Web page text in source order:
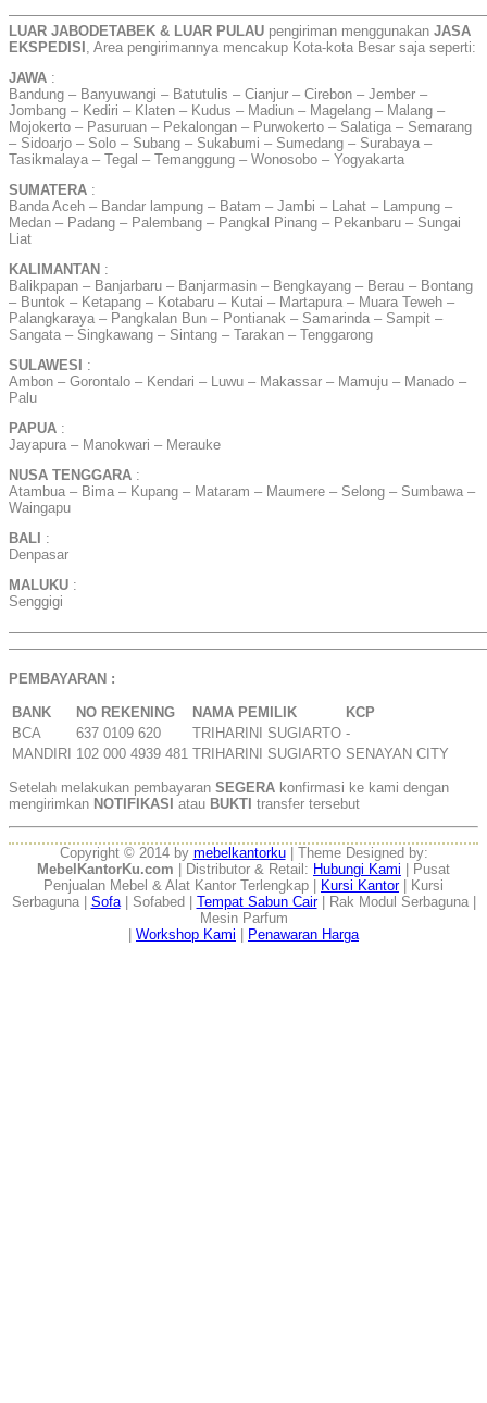
LUAR JABODETABEK & LUAR PULAU pengiriman menggunakan JASA
EKSPEDISI , Area pengirimannya mencakup Kota-kota Besar saja seperti:
JAWA :
Bandung – Banyuwangi – Batutulis – Cianjur – Cirebon – Jember –
Jombang – Kediri – Klaten – Kudus – Madiun – Magelang – Malang –
Mojokerto – Pasuruan – Pekalongan – Purwokerto – Salatiga – Semarang
– Sidoarjo – Solo – Subang – Sukabumi – Sumedang – Surabaya –
Tasikmalaya – Tegal – Temanggung – Wonosobo – Yogyakarta
SUMATERA :
Banda Aceh – Bandar lampung – Batam – Jambi – Lahat – Lampung –
Medan – Padang – Palembang – Pangkal Pinang – Pekanbaru – Sungai
Liat
KALIMANTAN :
Balikpapan – Banjarbaru – Banjarmasin – Bengkayang – Berau – Bontang
– Buntok – Ketapang – Kotabaru – Kutai – Martapura – Muara Teweh –
Palangkaraya – Pangkalan Bun – Pontianak – Samarinda – Sampit –
Sangata – Singkawang – Sintang – Tarakan – Tenggarong
SULAWESI
:
Ambon – Gorontalo – Kendari – Luwu – Makassar – Mamuju – Manado –
Palu
PAPUA :
Jayapura – Manokwari – Merauke
NUSA TENGGARA :
Atambua – Bima – Kupang – Mataram – Maumere – Selong – Sumbawa –
Waingapu
BALI :
Denpasar
MALUKU :
Senggigi
PEMBAYARAN :
BANK NO REKENING NAMA PEMILIK
KCP
BCA
637 0109 620 TRIHARINI SUGIARTO -
MANDIRI 102 000 4939 481 TRIHARINI SUGIARTO SENAYAN CITY
Setelah melakukan pembayaran SEGERA konfirmasi ke kami dengan
mengirimkan NOTIFIKASI atau BUKTI transfer tersebut
Copyright © 2014 by mebelkantorku| Theme Designed by:
MebelKantorKu.com | Distributor & Retail: Hubungi Kami | Pusat
Penjualan Mebel & Alat Kantor Terlengkap |
Kursi Kantor| Kursi
Serbaguna | Sofa| Sofabed | Tempat Sabun Cair| Rak Modul Serbaguna |
Mesin Parfum
Workshop Kami Penawaran Harga